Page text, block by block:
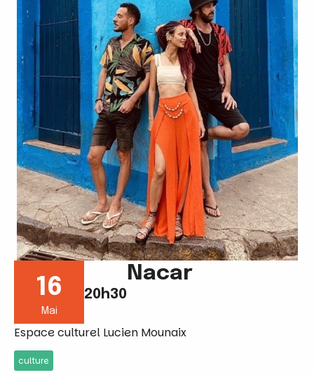
16
Mai
20h30
Nacar
Espace culturel Lucien Mounaix
culture